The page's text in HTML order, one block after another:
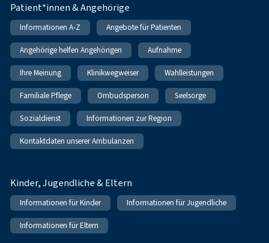
Patient*innen & Angehörige
Informationen A-Z Angebote für Patienten
Angehörige helfen Angehörigen Aufnahme
Ihre Meinung Klinikwegweiser Wahlleistungen
Familiale Pflege Ombudsperson Seelsorge
Sozialdienst Informationen zur Region
Kontaktdaten unserer Ambulanzen
Kinder, Jugendliche & Eltern
Informationen für Kinder Informationen für Jugendliche
Informationen für Eltern